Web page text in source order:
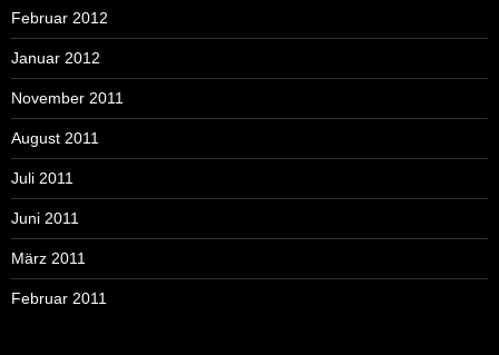
Februar 2012
Januar 2012
November 2011
August 2011
Juli 2011
Juni 2011
März 2011
Februar 2011